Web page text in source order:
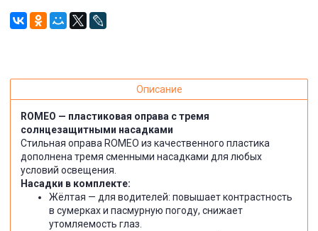
Описание
ROMEO — пластиковая оправа с тремя
солнцезащитными насадками
Стильная оправа ROMEO из качественного пластика
дополнена тремя сменными насадками для любых
условий освещения.
Насадки в комплекте:
Жёлтая — для водителей: повышает контрастность
в сумерках и пасмурную погоду, снижает
утомляемость глаз.